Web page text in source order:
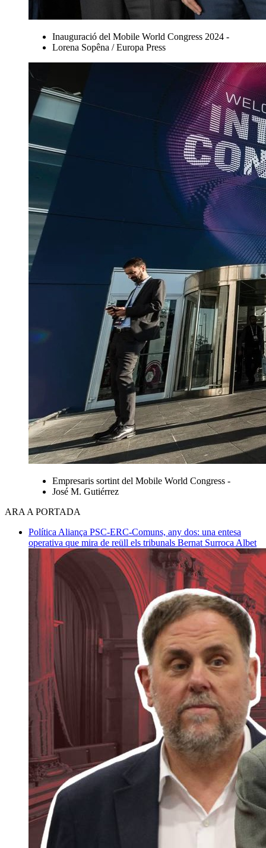
Inauguració del Mobile World Congress 2024 -
Lorena Sopêna / Europa Press
Empresaris sortint del Mobile World Congress -
José M. Gutiérrez
ARA A PORTADA
Política Aliança PSC-ERC-Comuns, any dos: una entesa
operativa que mira de reüll els tribunals Bernat Surroca Albet